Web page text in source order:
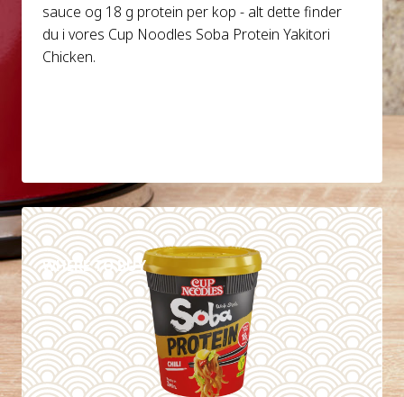
sauce og 18 g protein per kop - alt dette finder
du i vores Cup Noodles Soba Protein Yakitori
Chicken.
WHERE TO BUY
DETAILS